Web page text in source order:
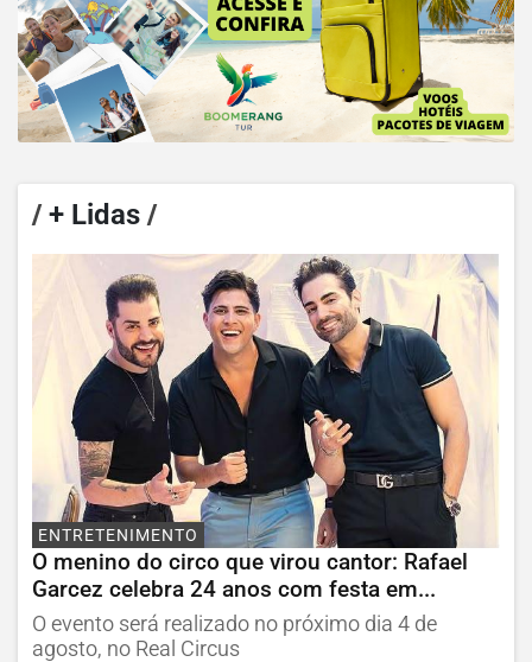
/+ Lidas /
ENTRETENIMENTO
O menino do circo que virou cantor: Rafael
Garcez celebra 24 anos com festa em...
O evento será realizado no próximo dia 4 de
agosto, no Real Circus